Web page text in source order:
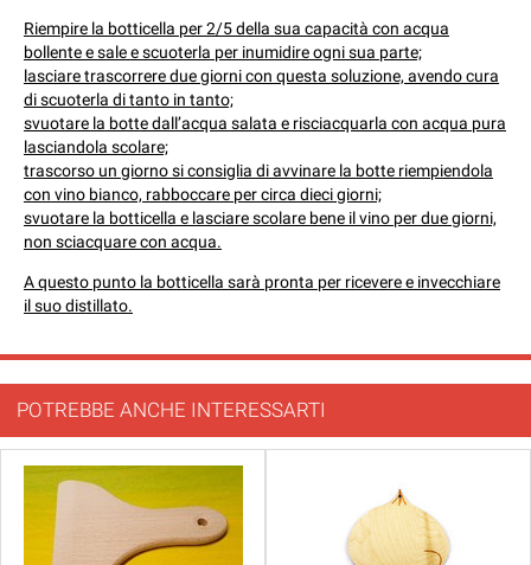
Riempire la botticella per 2/5 della sua capacità con acqua
bollente e sale e scuoterla per inumidire ogni sua parte;
lasciare trascorrere due giorni con questa soluzione, avendo cura
di scuoterla di tanto in tanto;
svuotare la botte dall’acqua salata e risciacquarla con acqua pura
lasciandola scolare;
trascorso un giorno si consiglia di avvinare la botte riempiendola
con vino bianco, rabboccare per circa dieci giorni;
svuotare la botticella e lasciare scolare bene il vino per due giorni,
non sciacquare con acqua.
A questo punto la botticella sarà pronta per ricevere e invecchiare
il suo distillato.
POTREBBE ANCHE INTERESSARTI